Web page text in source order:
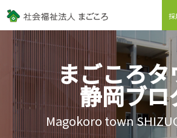
採
まごころタ
静岡ブロ
Magokoro town